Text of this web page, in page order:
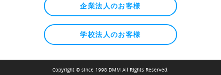
企業法人のお客様
学校法人のお客様
Copyright © since 1998 DMM All Rights Reserved.